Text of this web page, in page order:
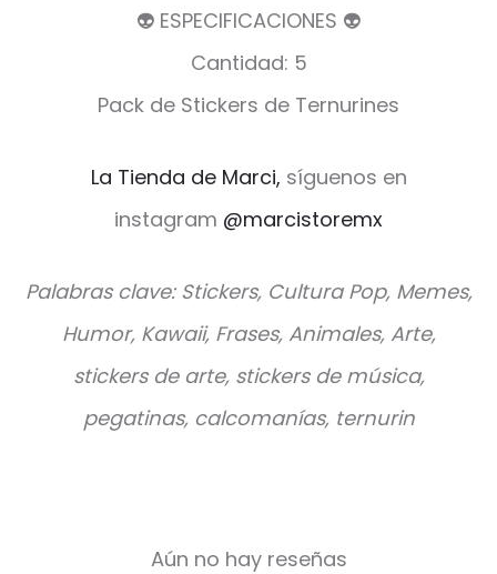
👽 ESPECIFICACIONES 👽
Cantidad: 5
Pack de Stickers de Ternurines
La Tienda de Marci, síguenos en
instagram @marcistoremx
Palabras clave: Stickers, Cultura Pop, Memes,
Humor, Kawaii, Frases, Animales, Arte,
stickers de arte, stickers de música,
pegatinas, calcomanías, ternurin
Aún no hay reseñas